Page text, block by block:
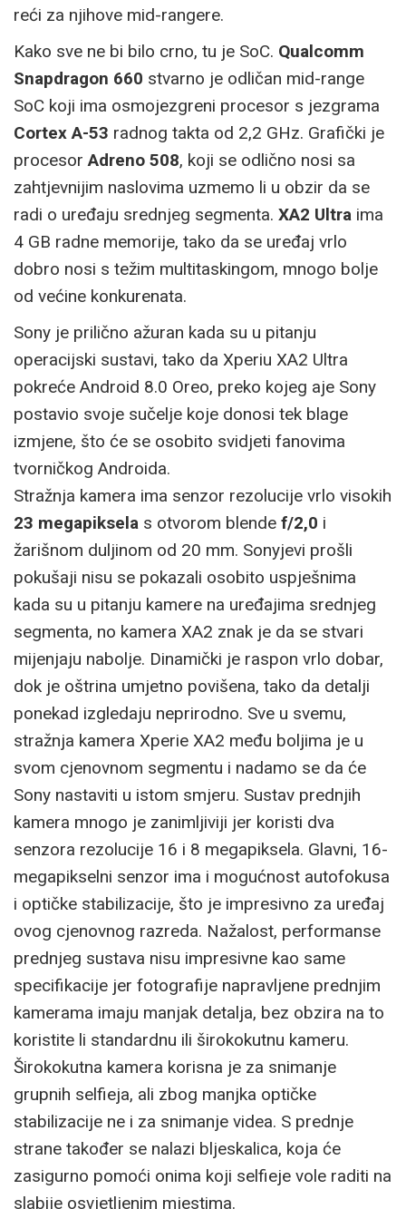
reći za njihove mid-rangere.
Kako sve ne bi bilo crno, tu je SoC. Qualcomm
Snapdragon 660 stvarno je odličan mid-range
SoC koji ima osmojezgreni procesor s jezgrama
Cortex A-53 radnog takta od 2,2 GHz. Grafički je
procesorAdreno 508, koji se odlično nosi sa
zahtjevnijim naslovima uzmemo li u obzir da se
radi o uređaju srednjeg segmenta. XA2 Ultra ima
4 GB radne memorije, tako da se uređaj vrlo
dobro nosi s težim multitaskingom, mnogo bolje
od većine konkurenata.
Sony je prilično ažuran kada su u pitanju
operacijski sustavi, tako da Xperiu XA2 Ultra
pokreće Android 8.0 Oreo, preko kojeg aje Sony
postavio svoje sučelje koje donosi tek blage
izmjene, što će se osobito svidjeti fanovima
tvorničkog Androida.
Stražnja kamera ima senzor rezolucije vrlo visokih
23 megapiksela s otvorom blende f/2,0 i
žarišnom duljinom od 20 mm. Sonyjevi prošli
pokušaji nisu se pokazali osobito uspješnima
kada su u pitanju kamere na uređajima srednjeg
segmenta, no kamera XA2 znak je da se stvari
mijenjaju nabolje. Dinamički je raspon vrlo dobar,
dok je oštrina umjetno povišena, tako da detalji
ponekad izgledaju neprirodno. Sve u svemu,
stražnja kamera Xperie XA2 među boljima je u
svom cjenovnom segmentu i nadamo se da će
Sony nastaviti u istom smjeru. Sustav prednjih
kamera mnogo je zanimljiviji jer koristi dva
senzora rezolucije 16 i 8 megapiksela. Glavni, 16-
megapikselni senzor ima i mogućnost autofokusa
i optičke stabilizacije, što je impresivno za uređaj
ovog cjenovnog razreda. Nažalost, performanse
prednjeg sustava nisu impresivne kao same
specifikacije jer fotografije napravljene prednjim
kamerama imaju manjak detalja, bez obzira na to
koristite li standardnu ili širokokutnu kameru.
Širokokutna kamera korisna je za snimanje
grupnih selfieja, ali zbog manjka optičke
stabilizacije ne i za snimanje videa. S prednje
strane također se nalazi bljeskalica, koja će
zasigurno pomoći onima koji selfieje vole raditi na
slabije osvjetljenim mjestima.